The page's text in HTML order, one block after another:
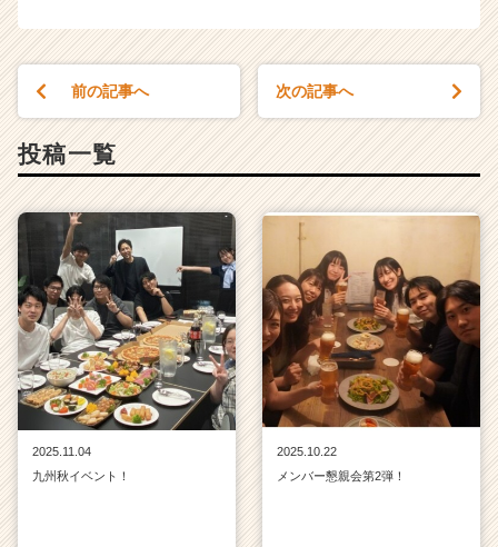
前の記事へ 次の記事へ
投稿一覧
2025.11.04
九州秋イベント！
2025.10.22
メンバー懇親会第2弾！